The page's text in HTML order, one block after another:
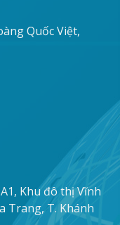
Quốc Việt,
Khu đô thị Vĩnh
Trang, T. Khánh